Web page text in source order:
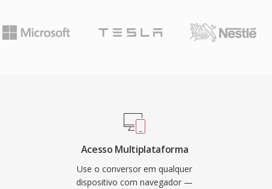
do mundo é
abrangente a
simples SRT até
o um dos
A especificação
possa implementar
o que
de mídia,
Acesso Multiplataforma
Use o conversor em qualquer
dispositivo com navegador —